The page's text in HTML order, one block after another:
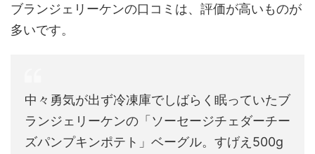
ブランジェリーケンの口コミは、評価が高いものが
多いです。
中々勇気が出ず冷凍庫でしばらく眠っていたブ
ランジェリーケンの「ソーセージチェダーチー
ズパンプキンポテト」ベーグル。すげえ500g